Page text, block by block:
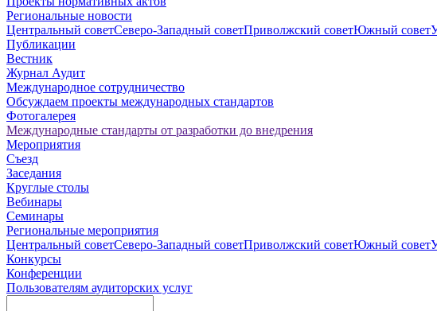
Региональные новости
Центральный советСеверо-Западный советПриволжский советЮжный совет
Публикации
Вестник
Журнал Аудит
Международное сотрудничество
Обсуждаем проекты международных стандартов
Фотогалерея
Международные стандарты от разработки до внедрения
Мероприятия
Съезд
Заседания
Круглые столы
Вебинары
Семинары
Региональные мероприятия
Центральный советСеверо-Западный советПриволжский советЮжный совет
Конкурсы
Конференции
Пользователям аудиторских услуг